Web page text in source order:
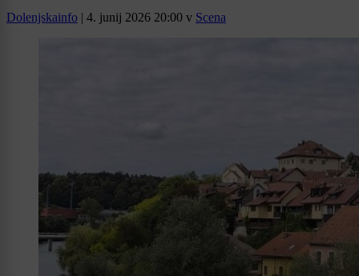
Dolenjskainfo | 4. junij 2026 20:00 v Scena